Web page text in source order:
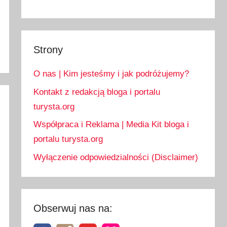
Strony
O nas | Kim jesteśmy i jak podróżujemy?
Kontakt z redakcją bloga i portalu
turysta.org
Współpraca i Reklama | Media Kit bloga i
portalu turysta.org
Wyłączenie odpowiedzialności (Disclaimer)
Obserwuj nas na: